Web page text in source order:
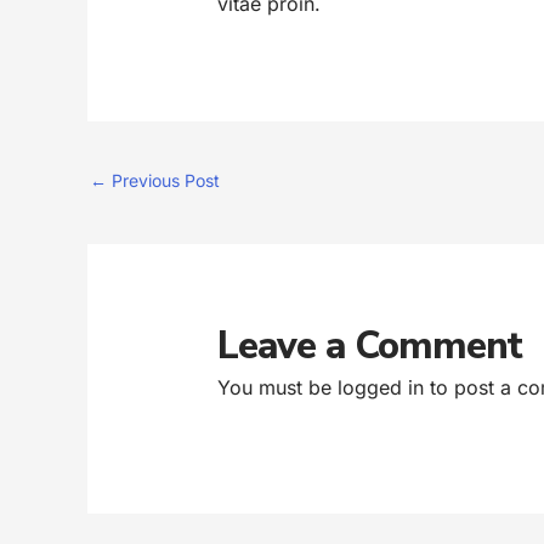
← Previous Post
Leave a Comment
You must be logged into post a